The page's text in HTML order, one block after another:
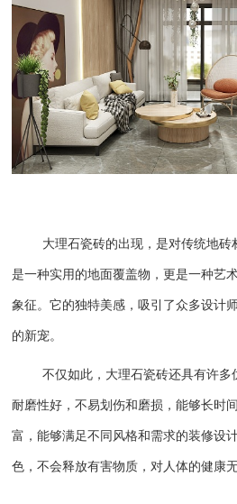
大理石瓷砖的出现，是对传统地砖
是一种实用的地面覆盖物，更是一种艺
象征。它的独特美感，吸引了众多设计
的新宠。
不仅如此，大理石瓷砖还具有许多
耐磨性好，不易划伤和磨损，能够长时
富，能够满足不同风格和需求的装修设
色，不会释放有害物质，对人体的健康无